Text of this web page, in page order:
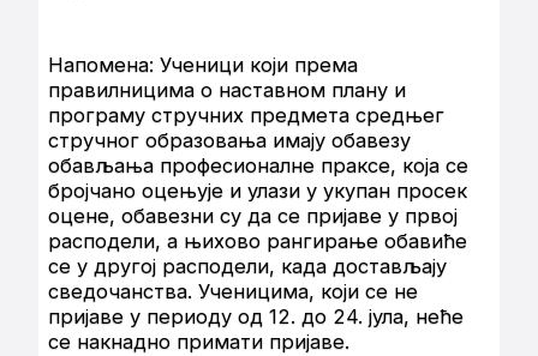
Напомена: Ученици који према
правилницима о наставном плану и
програму стручних предмета средњег
стручног образовања имају обавезу
обављања професионалне праксе, која се
бројчано оцењује и улази у укупан просек
оцене, обавезни су да се пријаве у првој
расподели, а њихово рангирање обавиће
се у другој расподели, када достављају
сведочанства. Ученицима, који се не
пријаве у периоду од 12. до 24. јула, неће
се накнадно примати пријаве.